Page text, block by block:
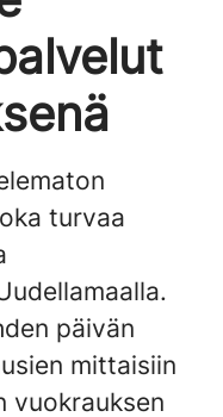
turvaa
päivän
mittaisiin
vuokrauksen